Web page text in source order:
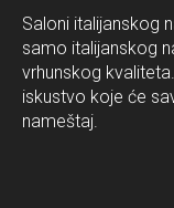
Saloni italijanskog
samo italijanskog
vrhunskog
iskustvo koje će
nameštaj.